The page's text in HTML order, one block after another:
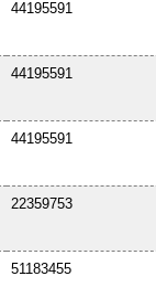
44195591
44195591
44195591
22359753
51183455